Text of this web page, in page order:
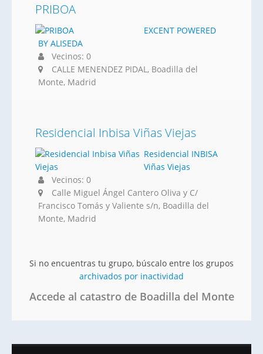
PRIBOA
EXCENT POWERED
BY ALISEDA
Vecinos: 0
CALLE MENENDEZ PIDAL, Boadilla del
Monte, Madrid
Residencial Inbisa Viñas Viejas
Residencial INBISA
Viñas Viejas
Vecinos: 0
Calle Miguel Ángel Cantero Oliva y C/
Francisco Tomás y Valiente s/n, Boadilla del
Monte, Madrid
Si no encuentras tu grupo, búscalo entre los grupos
archivados por inactividad
Accede al catastro de Boadilla del Monte